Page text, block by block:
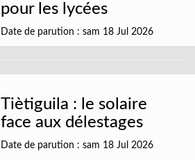
pour les lycées
Date de parution : sam 18 Jul 2026
Tiètiguila : le solaire
face aux délestages
Date de parution : sam 18 Jul 2026